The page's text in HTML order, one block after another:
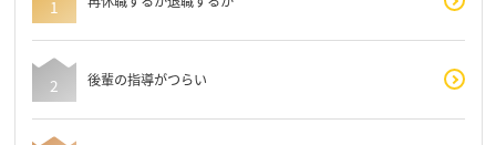
後輩の指導がつらい